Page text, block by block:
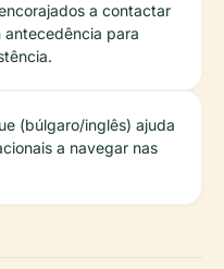
a contactar
antecedência para
(búlgaro/inglês) ajuda
a navegar nas